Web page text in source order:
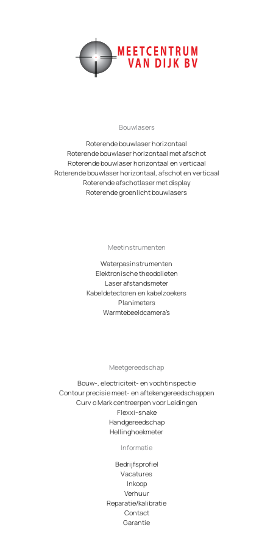
Bouwlasers
Roterende bouwlaser horizontaal
Roterende bouwlaser horizontaal met afschot
Roterende bouwlaser horizontaal en verticaal
Roterende bouwlaser horizontaal, afschot en verticaal
Roterende afschotlaser met display
Roterende groenlicht bouwlasers
Meetinstrumenten
Waterpasinstrumenten
Elektronische theodolieten
Laser afstandsmeter
Kabeldetectoren en kabelzoekers
Planimeters
Warmtebeeldcamera’s
Meetgereedschap
Bouw-, electriciteit- en vochtinspectie
Contour precisie meet- en aftekengereedschappen
Curv o Mark centreerpen voor Leidingen
Flexxi-snake
Handgereedschap
Hellinghoekmeter
Informatie
Bedrijfsprofiel
Vacatures
Inkoop
Verhuur
Reparatie/kalibratie
Contact
Garantie